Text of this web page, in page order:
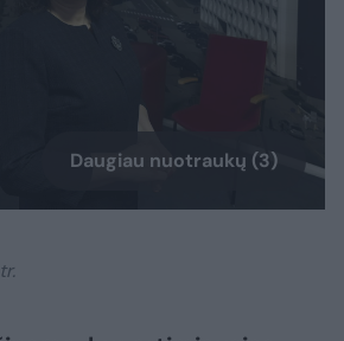
Daugiau nuotraukų (3)